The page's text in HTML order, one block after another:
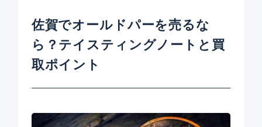
佐賀でオールドパーを売るな
ら？テイスティングノートと買
取ポイント